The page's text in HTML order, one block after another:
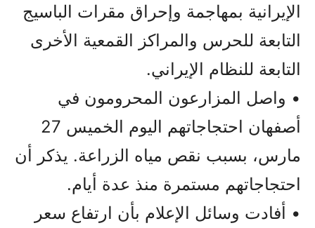
الإيرانية بمهاجمة وإحراق مقرات الباسيج
التابعة للحرس والمراكز القمعية الأخرى
التابعة للنظام الإيراني.
• واصل المزارعون المحرومون في
أصفهان احتجاجاتهم اليوم الخميس 27
مارس، بسبب نقص مياه الزراعة. یذکر أن
احتجاجاتهم مستمرة‌ منذ عدة‌ أیام.
• أفادت وسائل الإعلام بأن ارتفاع سعر